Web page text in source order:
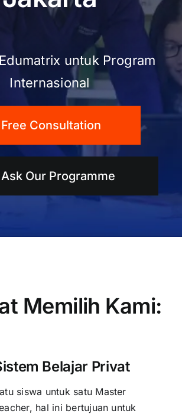
untuk Program
Internasional
Free Consultation
Ask Our Programme
Memilih Kami:
Belajar Privat
siswa untuk satu Master
hal ini bertujuan untuk